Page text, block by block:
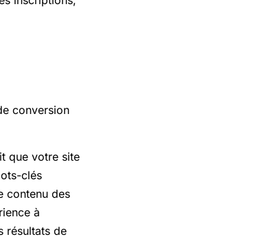
conversion
que votre site
clés
contenu des
à
résultats de